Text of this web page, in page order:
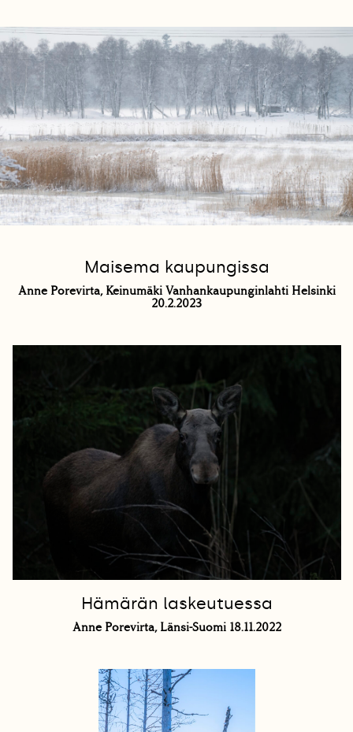
Maisema kaupungissa
Anne Porevirta, Keinumäki Vanhankaupunginlahti Helsinki
20.2.2023
Hämärän laskeutuessa
Anne Porevirta, Länsi-Suomi 18.11.2022